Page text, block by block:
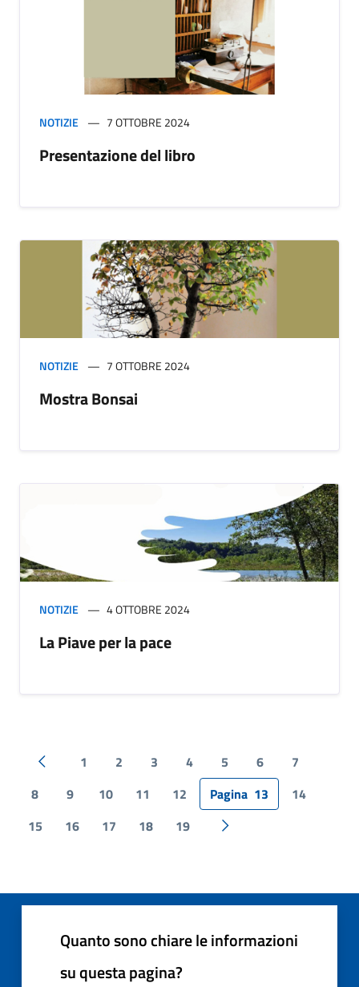
NOTIZIE 7 OTTOBRE 2024
Presentazione del libro
NOTIZIE 7 OTTOBRE 2024
Mostra Bonsai
NOTIZIE 4 OTTOBRE 2024
La Piave per la pace
Pagina precedente
1 2 3 4 5 6
7
8
9 10 11 12 Pagina 13
14
15
16 17 18 19 Pagina successiva
Quanto sono chiare le informazioni
su questa pagina?